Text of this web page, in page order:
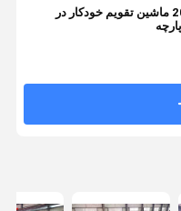
سه رولر دو رولر 2000mm ماشین تقویم خودکار در